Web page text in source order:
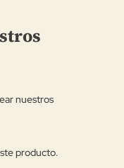
nuestros
producto.